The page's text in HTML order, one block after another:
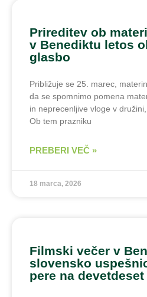
Prireditev ob
v Benediktu letos
glasbo
Približuje se 25. marec,
da se spomnimo pomena
in neprecenljive vloge v
Ob tem prazniku
PREBERI VEČ »
18 marca, 2026
Filmski večer v
slovensko
pere na devetdeset